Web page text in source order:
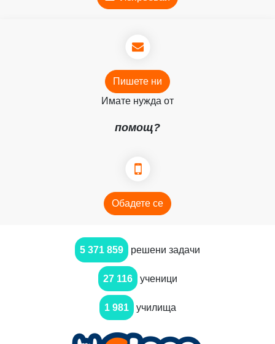
Пишете ни
Имате нужда от
помощ?
Обадете се
5 371 859 решени задачи
27 116 ученици
1 981 училища